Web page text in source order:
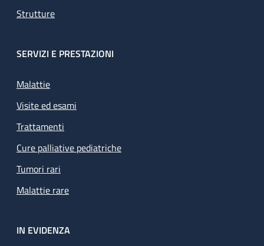
Strutture
SERVIZI E PRESTAZIONI
Malattie
Visite ed esami
Trattamenti
Cure palliative pediatriche
Tumori rari
Malattie rare
IN EVIDENZA